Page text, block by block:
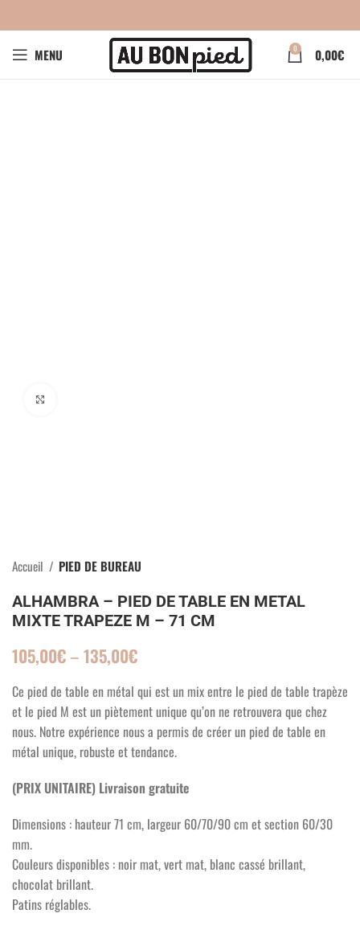
MENU 0 0,00€
Accueil PIED DE BUREAU
ALHAMBRA – PIED DE TABLE EN METAL
MIXTE TRAPEZE M – 71 CM
105,00€–135,00€
Ce pied de table en métal qui est un mix entre le pied de table trapèze
et le pied M est un piètement unique qu’on ne retrouvera que chez
nous. Notre expérience nous a permis de créer un pied de table en
métal unique, robuste et tendance.
(PRIX UNITAIRE) Livraison gratuite
Dimensions : hauteur 71 cm, largeur 60/70/90 cm et section 60/30
mm.
Couleurs disponibles : noir mat, vert mat, blanc cassé brillant,
chocolat brillant.
Patins réglables.